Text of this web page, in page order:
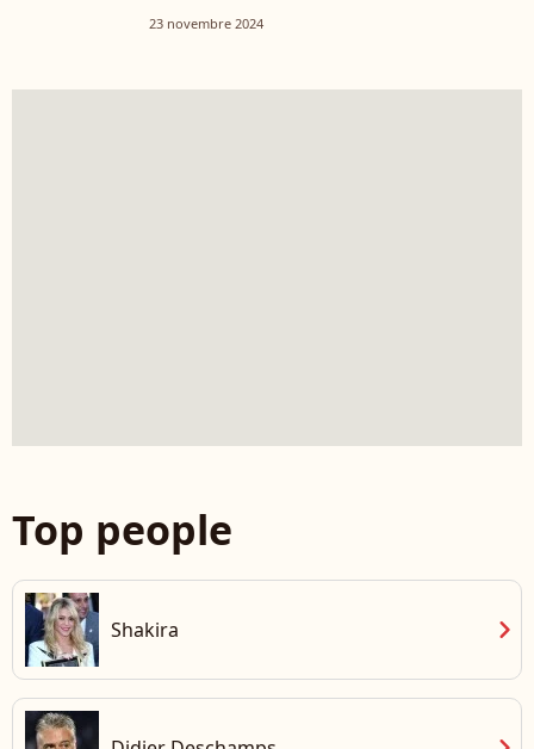
23 novembre 2024
Top people
Shakira chevron_right